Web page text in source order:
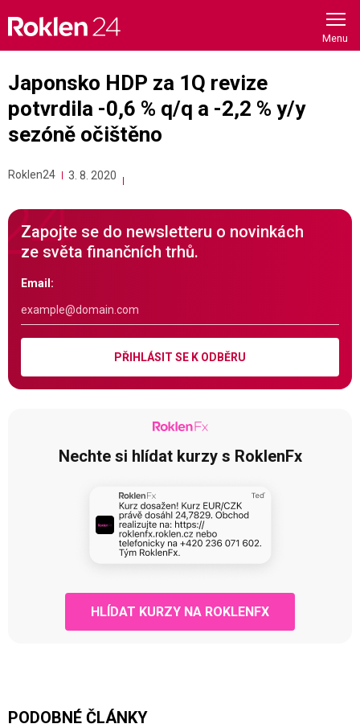
content
Japonsko HDP za 1Q revize
potvrdila -0,6 % q/q a -2,2 % y/y
sezóně očištěno
Roklen24 3. 8. 2020
Zapojte se do newsletteru o novinkách
ze světa finančních trhů.
Email:
PŘIHLÁSIT SE K ODBĚRU
Nechte si hlídat kurzy s RoklenFx
HLÍDAT KURZY NA ROKLENFX
PODOBNÉ ČLÁNKY